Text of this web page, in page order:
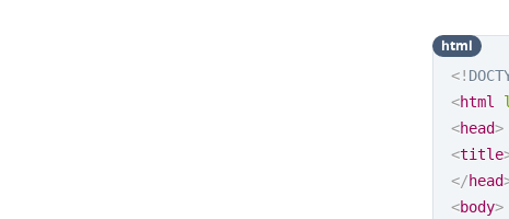
<!
<html
<head>
<title
</head
<body>
html